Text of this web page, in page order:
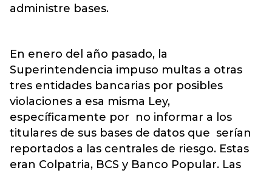
administre bases.
En enero del año pasado, la
Superintendencia impuso multas a otras
tres entidades bancarias por posibles
violaciones a esa misma Ley,
específicamente por no informar a los
titulares de sus bases de datos que serían
reportados a las centrales de riesgo. Estas
eran Colpatria, BCS y Banco Popular. Las